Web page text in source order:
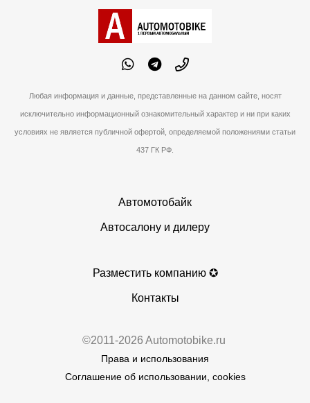
Любая информация и данные, представленные на данном сайте, носят
исключительно информационный ознакомительный характер и ни при каких
условиях не является публичной офертой, определяемой положениями статьи
437 ГК РФ.
Автомотобайк
Автосалону и дилеру
Разместить компанию ✪
Контакты
©2011-2026 Automotobike.ru
Права и использования
Соглашение об использовании, cookies